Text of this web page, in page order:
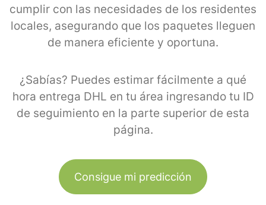
cumplir con las necesidades de los residentes
locales, asegurando que los paquetes lleguen
de manera eficiente y oportuna.
¿Sabías? Puedes estimar fácilmente a qué
hora entrega DHL en tu área ingresando tu ID
de seguimiento en la parte superior de esta
página.
Consigue mi predicción